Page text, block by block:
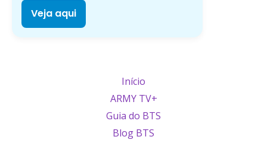
Veja aqui
Início
ARMY TV+
Guia do BTS
Blog BTS